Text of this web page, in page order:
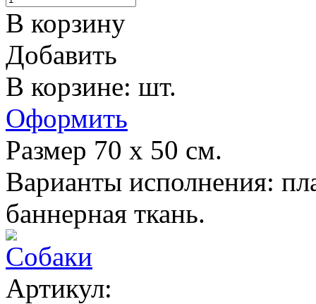
В корзину
Добавить
В корзине: шт.
Оформить
Размер 70 х 50 см.
Варианты исполнения:
баннерная ткань.
Собаки
Артикул: